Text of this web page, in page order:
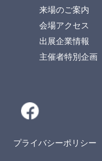
来場のご案内
会場アクセス
出展企業情報
主催者特別企画
プライバシーポリシー